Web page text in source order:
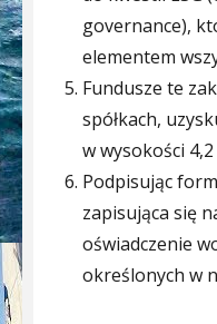
governance),
elementem
Fundusze te
spółkach,
w wysokości 4,2
Podpisując
zapisująca się
oświadczenie
określonych w